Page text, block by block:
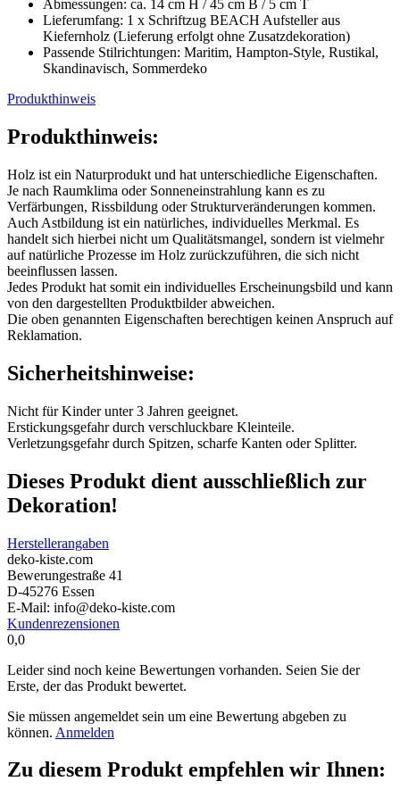
Abmessungen: ca. 14 cm H / 45 cm B / 5 cm T
Lieferumfang: 1 x Schriftzug BEACH Aufsteller aus
Kiefernholz (Lieferung erfolgt ohne Zusatzdekoration)
Passende Stilrichtungen: Maritim, Hampton-Style, Rustikal,
Skandinavisch, Sommerdeko
Produkthinweis
Produkthinweis:
Holz ist ein Naturprodukt und hat unterschiedliche Eigenschaften.
Je nach Raumklima oder Sonneneinstrahlung kann es zu
Verfärbungen, Rissbildung oder Strukturveränderungen kommen.
Auch Astbildung ist ein natürliches, individuelles Merkmal. Es
handelt sich hierbei nicht um Qualitätsmangel, sondern ist vielmehr
auf natürliche Prozesse im Holz zurückzuführen, die sich nicht
beeinflussen lassen.
Jedes Produkt hat somit ein individuelles Erscheinungsbild und kann
von den dargestellten Produktbilder abweichen.
Die oben genannten Eigenschaften berechtigen keinen Anspruch auf
Reklamation.
Sicherheitshinweise:
Nicht für Kinder unter 3 Jahren geeignet.
Erstickungsgefahr durch verschluckbare Kleinteile.
Verletzungsgefahr durch Spitzen, scharfe Kanten oder Splitter.
Dieses Produkt dient ausschließlich zur
Dekoration!
Herstellerangaben
deko-kiste.com
Bewerungestraße 41
D-45276 Essen
E-Mail: info@deko-kiste.com
Kundenrezensionen
0,0
Leider sind noch keine Bewertungen vorhanden. Seien Sie der
Erste, der das Produkt bewertet.
Sie müssen angemeldet sein um eine Bewertung abgeben zu
können. Anmelden
Zu diesem Produkt empfehlen wir Ihnen: